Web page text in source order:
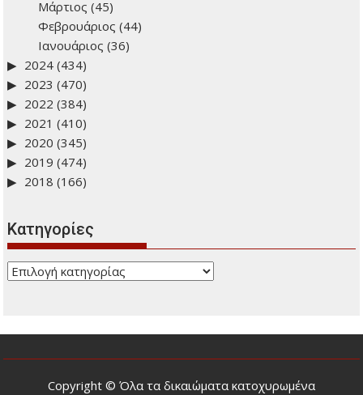
Μάρτιος (45)
Φεβρουάριος (44)
Ιανουάριος (36)
2024 (434)
2023 (470)
2022 (384)
2021 (410)
2020 (345)
2019 (474)
2018 (166)
Kατηγορίες
Kατηγορίες
Copyright © Όλα τα δικαιώματα κατοχυρωμένα